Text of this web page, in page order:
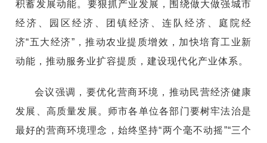
积蓄发展动能。要狠抓产业发展，围绕做大做强城市
经济、园区经济、团镇经济、连队经济、庭院经
济“五大经济”，推动农业提质增效，加快培育工业新
动能，推动服务业扩容提质，建设现代化产业体系。
会议强调，要优化营商环境，推动民营经济健康
发展、高质量发展。师市各单位各部门要树牢法治是
最好的营商环境理念，始终坚持“两个毫不动摇”“三个